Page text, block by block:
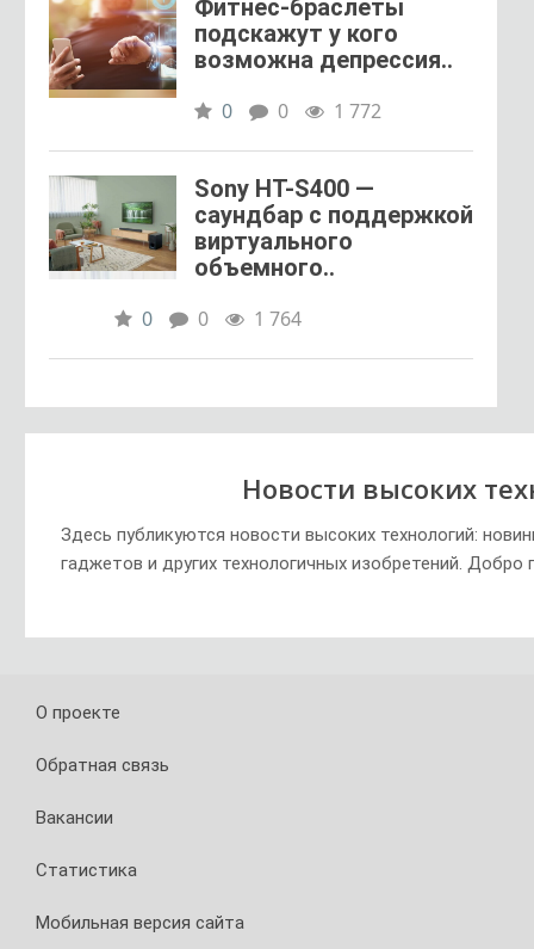
Фитнес-браслеты
подскажут у кого
возможна депрессия..
0 0 1 772
Sony HT-S400 —
саундбар с поддержкой
виртуального
объемного..
0 0 1 764
Новости высоких
Здесь публикуются новости высоких технологий:
гаджетов и других технологичных изобретений.
О проекте
Обратная связь
Вакансии
Статистика
Мобильная версия сайта